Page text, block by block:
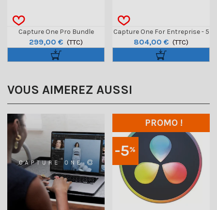
Capture One Pro Bundle
Caméra - Perpétuel
299,00 € (TTC)
Capture One For Entreprise - 5
Licences Minimum
804,00 € (TTC)
VOUS AIMEREZ AUSSI
-5%
PROMO !